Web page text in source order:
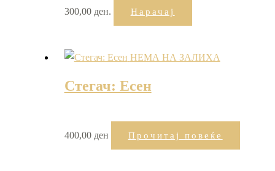
300,00 ден.
Нарачај
НЕМА НА ЗАЛИХА
Стегач: Есен
400,00 ден Прочитај повеќе